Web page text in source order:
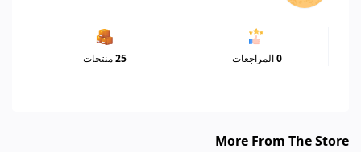
0المراجعات 25منتجات
More From The Store